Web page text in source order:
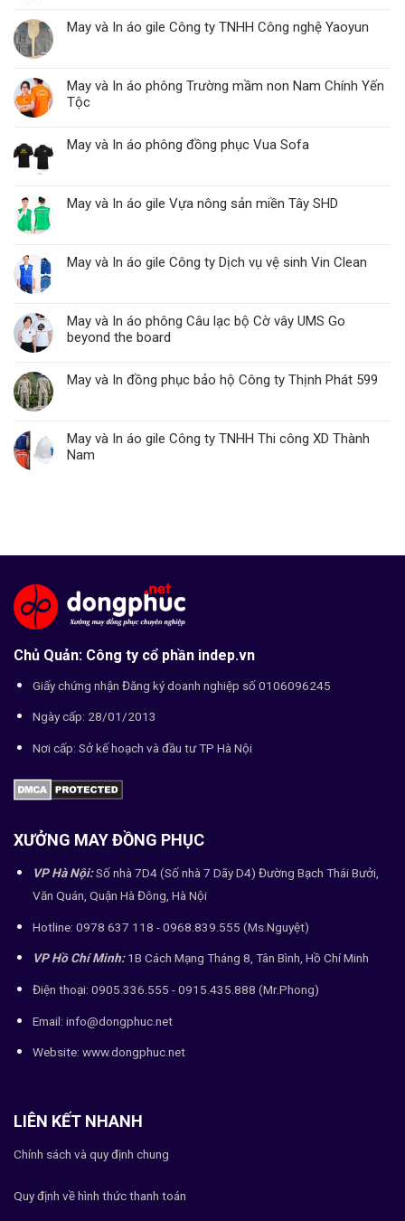
May và In áo gile Công ty TNHH Công nghệ Yaoyun
May và In áo phông Trường mầm non Nam Chính Yến
Tộc
May và In áo phông đồng phục Vua Sofa
May và In áo gile Vựa nông sản miền Tây SHD
May và In áo gile Công ty Dịch vụ vệ sinh Vin Clean
May và In áo phông Câu lạc bộ Cờ vây UMS Go
beyond the board
May và In đồng phục bảo hộ Công ty Thịnh Phát 599
May và In áo gile Công ty TNHH Thi công XD Thành
Nam
Chủ Quản: Công ty cổ phần indep.vn
Giấy chứng nhận Đăng ký doanh nghiệp số 0106096245
Ngày cấp: 28/01/2013
Nơi cấp: Sở kế hoạch và đầu tư TP Hà Nội
XƯỞNG MAY ĐỒNG PHỤC
VP Hà Nội:Số nhà 7D4 (Số nhà 7 Dãy D4) Đường Bạch Thái Bưởi,
Văn Quán, Quận Hà Đông, Hà Nội
Hotline: 0978 637 118 - 0968.839.555 (Ms.Nguyệt)
VP Hồ Chí Minh:1B Cách Mạng Tháng 8, Tân Bình, Hồ Chí Minh
Điện thoại: 0905.336.555 - 0915.435.888 (Mr.Phong)
Email: info@dongphuc.net
Website: www.dongphuc.net
LIÊN KẾT NHANH
Chính sách và quy định chung
Quy định về hình thức thanh toán